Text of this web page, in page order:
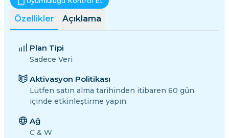
Özellikler Açıklama
Plan Tipi
Sadece Veri
Aktivasyon Politikası
Lütfen satın alma tarihinden itibaren 60 gün
içinde etkinleştirme yapın.
Ağ
C & W